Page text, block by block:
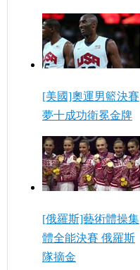
[美國]奧運男籃決賽
夢十成功衛冕金牌
[俄羅斯]藝術體操集
體全能決賽 俄羅斯
隊摘金